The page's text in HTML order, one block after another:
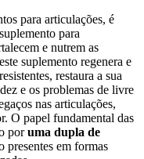
para articulações, é
para
e nutrem as
suplemento regenera e
restaura a sua
e os problemas de livre
nas articulações,
O papel fundamental das
poruma dupla de
presentes em formas